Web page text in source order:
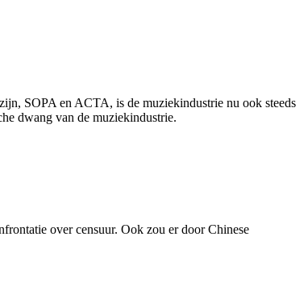
SOPA en ACTA, is de muziekindustrie nu ook steeds
dwang van de muziekindustrie.
over censuur. Ook zou er door Chinese